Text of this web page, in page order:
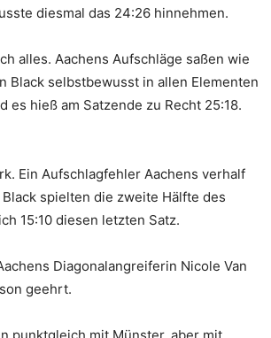
diesmal das 24:26 hinnehmen.
alles. Aachens Aufschläge saßen wie
Black selbstbewusst in allen Elementen
hieß am Satzende zu Recht 25:18.
Ein Aufschlagfehler Aachens verhalf
spielten die zweite Hälfte des
15:10 diesen letzten Satz.
Diagonalangreiferin Nicole Van
geehrt.